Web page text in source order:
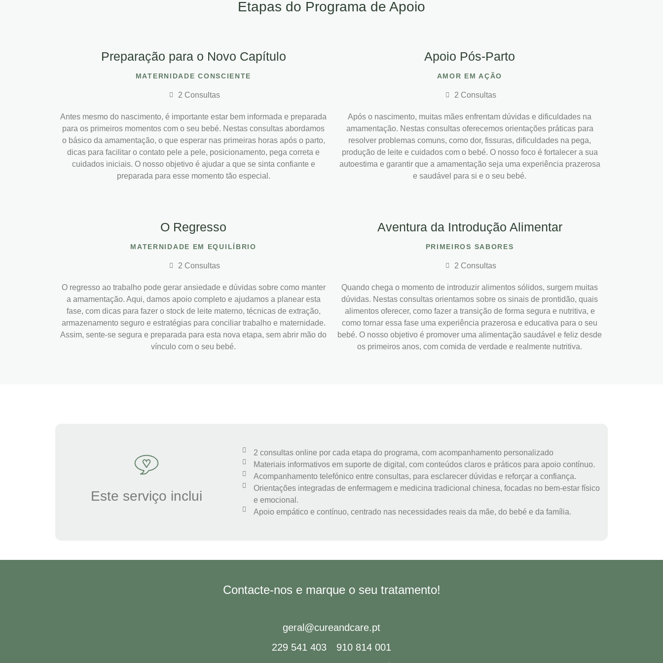
Etapas do Programa de Apoio
Preparação para o Novo Capítulo
MATERNIDADE CONSCIENTE
2 Consultas
Antes mesmo do nascimento, é importante estar bem informada e preparada
para os primeiros momentos com o seu bebé. Nestas consultas abordamos
o básico da amamentação, o que esperar nas primeiras horas após o parto,
dicas para facilitar o contato pele a pele, posicionamento, pega correta e
cuidados iniciais. O nosso objetivo é ajudar a que se sinta confiante e
preparada para esse momento tão especial.
Apoio Pós-Parto
AMOR EM AÇÃO
2 Consultas
Após o nascimento, muitas mães enfrentam dúvidas e dificuldades na
amamentação. Nestas consultas oferecemos orientações práticas para
resolver problemas comuns, como dor, fissuras, dificuldades na pega,
produção de leite e cuidados com o bebé. O nosso foco é fortalecer a sua
autoestima e garantir que a amamentação seja uma experiência prazerosa
e saudável para si e o seu bebé.
O Regresso
MATERNIDADE EM EQUILÍBRIO
2 Consultas
O regresso ao trabalho pode gerar ansiedade e dúvidas sobre como manter
a amamentação. Aqui, damos apoio completo e ajudamos a planear esta
fase, com dicas para fazer o stock de leite materno, técnicas de extração,
armazenamento seguro e estratégias para conciliar trabalho e maternidade.
Assim, sente-se segura e preparada para esta nova etapa, sem abrir mão do
vínculo com o seu bebé.
Aventura da Introdução Alimentar
PRIMEIROS SABORES
2 Consultas
Quando chega o momento de introduzir alimentos sólidos, surgem muitas
dúvidas. Nestas consultas orientamos sobre os sinais de prontidão, quais
alimentos oferecer, como fazer a transição de forma segura e nutritiva, e
como tornar essa fase uma experiência prazerosa e educativa para o seu
bebé. O nosso objetivo é promover uma alimentação saudável e feliz desde
os primeiros anos, com comida de verdade e realmente nutritiva.
Este serviço inclui
2 consultas online por cada etapa do programa, com acompanhamento personalizado
Materiais informativos em suporte de digital, com conteúdos claros e práticos para apoio contínuo.
Acompanhamento telefónico entre consultas, para esclarecer dúvidas e reforçar a confiança.
Orientações integradas de enfermagem e medicina tradicional chinesa, focadas no bem-estar físico
e emocional.
Apoio empático e contínuo, centrado nas necessidades reais da mãe, do bebé e da família.
Contacte-nos e marque o seu tratamento!
geral@cureandcare.pt
229 541 403
910 814 001